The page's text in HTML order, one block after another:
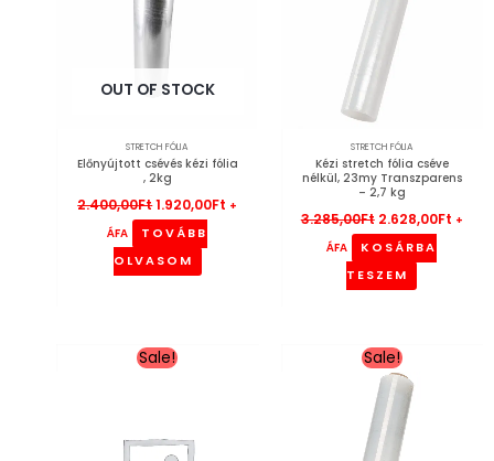
OUT OF STOCK
STRETCH FÓLIA
Előnyújtott csévés kézi fólia
, 2kg
2.400,00Ft1.920,00Ft +
ÁFA
TOVÁBB
OLVASOM
STRETCH FÓLIA
Kézi stretch fólia cséve
nélkül, 23my Transzparens
– 2,7 kg
3.285,00Ft 2.628,00Ft +
ÁFA
KOSÁRBA
TESZEM
Sale!
Original
price
Sale!
Original
price
was:
1.183,00Ft.